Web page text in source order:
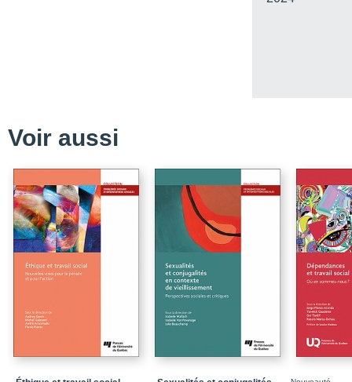
Insultes, mépris et
Rumeurs et
Rumeurs typiques
Une sexualité pour
Réussir sa première
Au-delà du double
Chapitre 3 / Lutte et
Voir aussi